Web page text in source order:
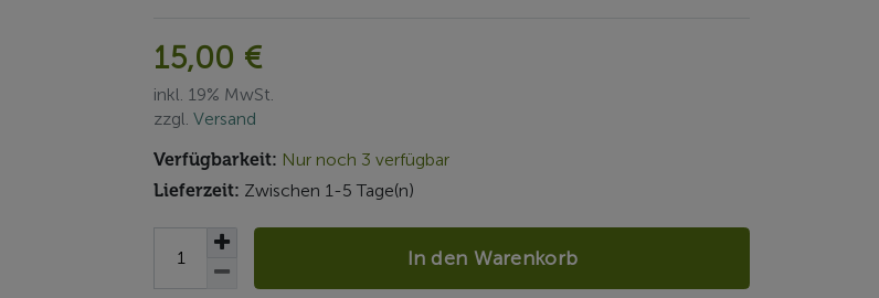
15,00 €
inkl. 19% MwSt.
zzgl. Versand
Verfügbarkeit: Nur noch 3 verfügbar
Lieferzeit: Zwischen 1-5 Tage(n)
In den Warenkorb